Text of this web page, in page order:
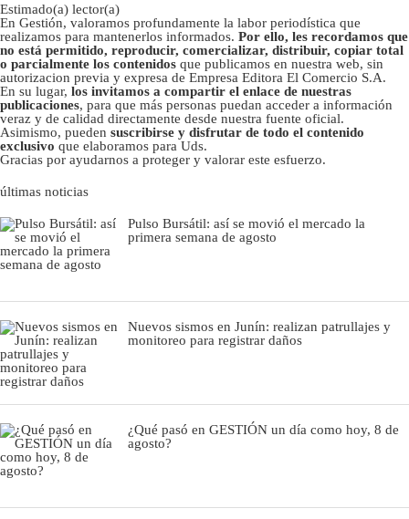
Estimado(a) lector(a)
En Gestión, valoramos profundamente la labor periodística que
realizamos para mantenerlos informados. Por ello, les recordamos que
no está permitido, reproducir, comercializar, distribuir, copiar total
o parcialmente los contenidos que publicamos en nuestra web, sin
autorizacion previa y expresa de Empresa Editora El Comercio S.A.
En su lugar, los invitamos a compartir el enlace de nuestras
publicaciones, para que más personas puedan acceder a información
veraz y de calidad directamente desde nuestra fuente oficial.
Asimismo, pueden suscribirse y disfrutar de todo el contenido
exclusivo que elaboramos para Uds.
Gracias por ayudarnos a proteger y valorar este esfuerzo.
últimas noticias
Pulso Bursátil: así se movió el mercado la
primera semana de agosto
Nuevos sismos en Junín: realizan patrullajes y
monitoreo para registrar daños
¿Qué pasó en GESTIÓN un día como hoy, 8 de
agosto?